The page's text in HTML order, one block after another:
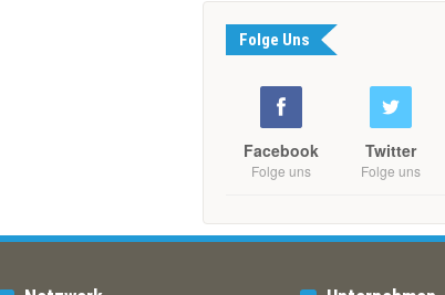
Folge Uns
Facebook
Folge uns
Twitter
Folge uns